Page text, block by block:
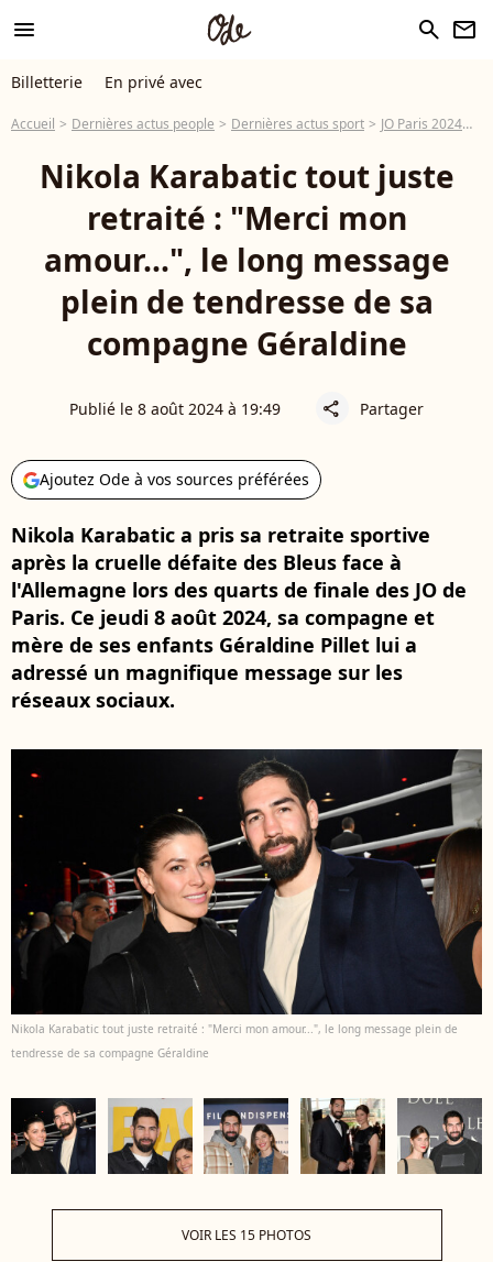
menu search newsletter
Billetterie En privé avec
Accueil Dernières actus people Dernières actus sport JO Paris 2024
Nikola Karabatic tout juste
retraité : "Merci mon
amour...", le long message
plein de tendresse de sa
compagne Géraldine
Publié le 8 août 2024 à 19:49 share Partager
Ajoutez Ode à vos sources préférées
Nikola Karabatic a pris sa retraite sportive
après la cruelle défaite des Bleus face à
l'Allemagne lors des quarts de finale des JO de
Paris. Ce jeudi 8 août 2024, sa compagne et
mère de ses enfants Géraldine Pillet lui a
adressé un magnifique message sur les
réseaux sociaux.
Nikola Karabatic tout juste retraité : "Merci mon amour...", le long message plein de
tendresse de sa compagne Géraldine
VOIR LES 15 PHOTOS